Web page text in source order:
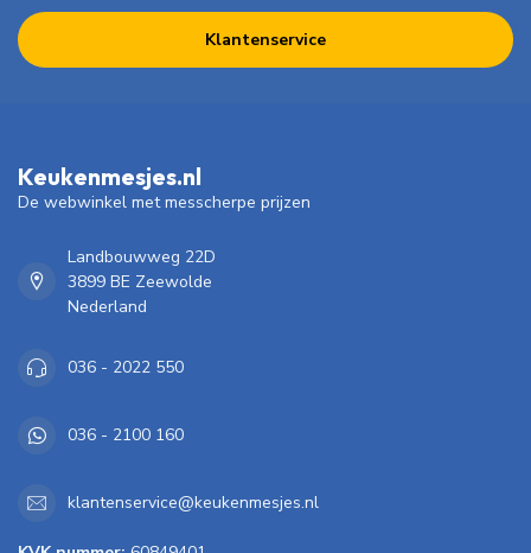
Klantenservice
Keukenmesjes.nl
De webwinkel met messcherpe prijzen
Landbouwweg 22D
3899 BE Zeewolde
Nederland
036 - 2022 550
036 - 2100 160
klantenservice@keukenmesjes.nl